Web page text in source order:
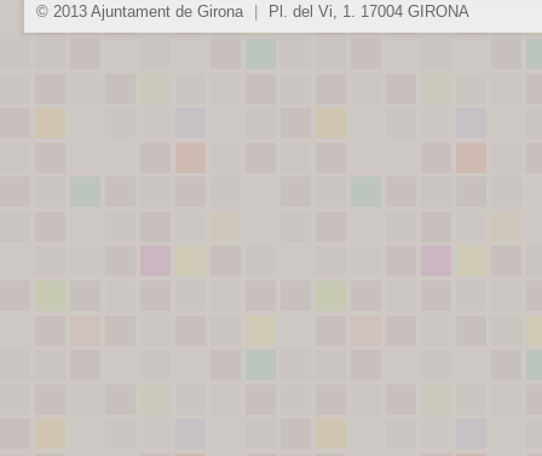
© 2013 Ajuntament de Girona Pl. del Vi, 1. 17004 GIRONA